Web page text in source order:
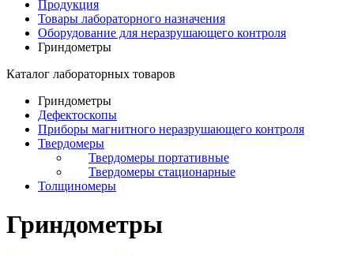
Продукция
Товары лабораторного назначения
Оборудование для неразрушающего контроля
Гриндометры
Каталог лабораторных товаров
Гриндометры
Дефектоскопы
Приборы магнитного неразрушающего контроля
Твердомеры
Твердомеры портативные
Твердомеры стационарные
Толщиномеры
Гриндометры